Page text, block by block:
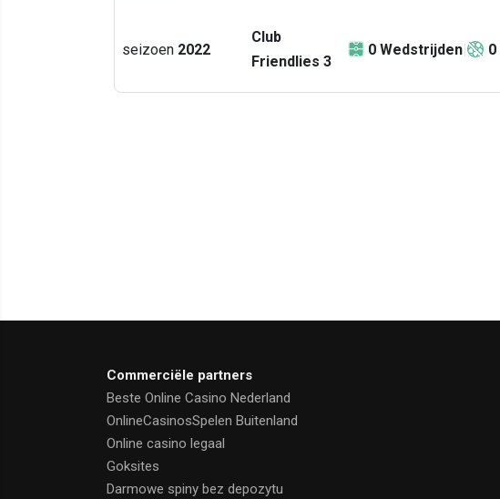
seizoen 2022
Club
Friendlies 3
0 Wedstrijden 0
Commerciële partners
Beste Online Casino Nederland
OnlineCasinosSpelen Buitenland
Online casino legaal
Goksites
Darmowe spiny bez depozytu